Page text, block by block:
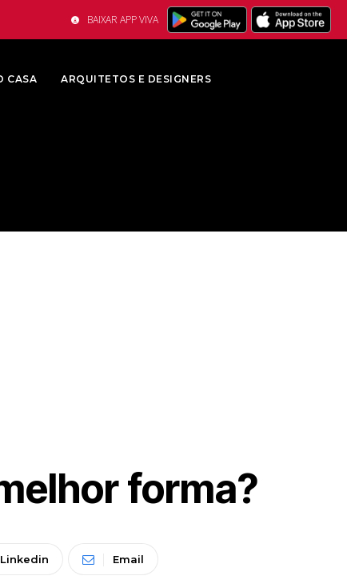
BAIXAR APP VIVA
CASA ARQUITETOS E DESIGNERS
forma?
Linkedin Email